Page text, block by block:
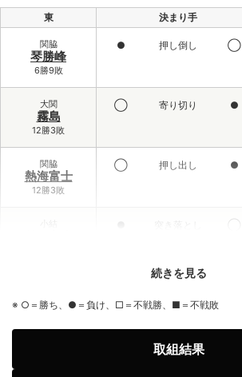
東 決まり手
関脇
琴勝峰
6勝9敗
● 押し倒し ◯
大関
霧島
12勝3敗
◯ 寄り切り ●
関脇
熱海富士
12勝3敗
◯ 押し出し ●
9勝6敗
寄り切り
続きを見る
※ ○＝勝ち、●＝負け、□＝不戦勝、■＝不戦敗
取組結果